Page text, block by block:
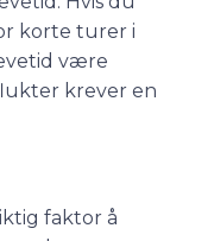
korte turer i
være
krever en
faktor å